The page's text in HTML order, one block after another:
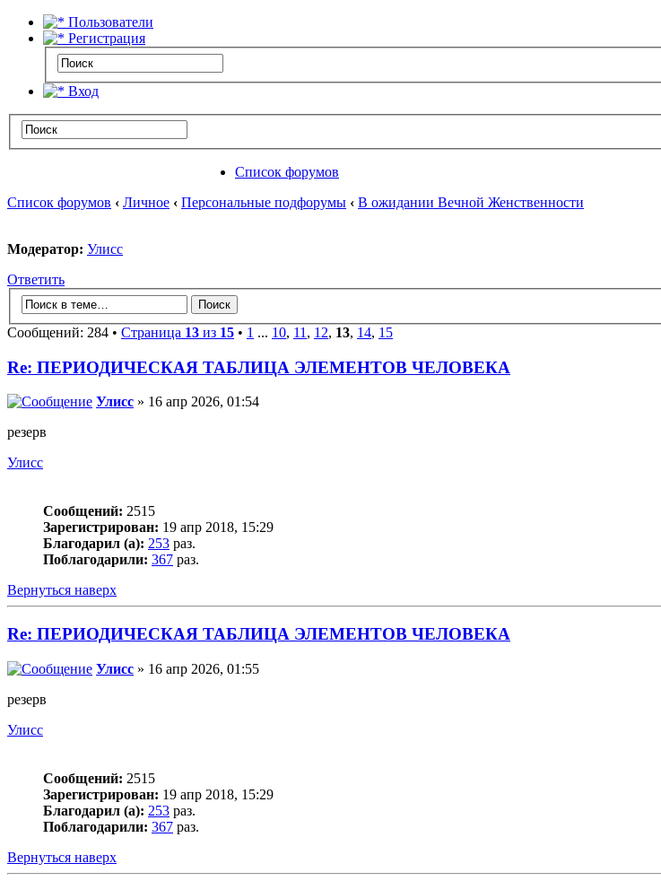
Пользователи
Регистрация
Вход
Список форумов
Список форумов ‹ Личное ‹ Персональные подфорумы ‹ В ожидании Вечной Женственности
Модератор: Улисс
Ответить
Сообщений: 284 • Страница 13 из 15 • 1 ... 10, 11 , 12, 13, 14, 15
Re: ПЕРИОДИЧЕСКАЯ ТАБЛИЦА ЭЛЕМЕНТОВ ЧЕЛОВЕКА
Улисс » 16 апр 2026, 01:54
резерв
Улисс
Сообщений: 2515
Зарегистрирован: 19 апр 2018, 15:29
Благодарил (а): 253 раз.
Поблагодарили: 367 раз.
Вернуться наверх
Re: ПЕРИОДИЧЕСКАЯ ТАБЛИЦА ЭЛЕМЕНТОВ ЧЕЛОВЕКА
Улисс » 16 апр 2026, 01:55
резерв
Улисс
Сообщений: 2515
Зарегистрирован: 19 апр 2018, 15:29
Благодарил (а): 253 раз.
Поблагодарили: 367 раз.
Вернуться наверх